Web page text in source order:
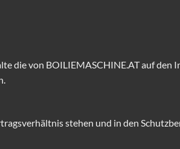
die von BOILIEMASCHINE.AT auf
stehen und in den